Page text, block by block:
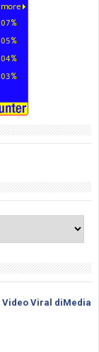
Video Viral diMedia